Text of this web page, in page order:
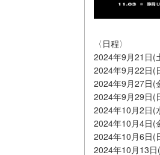
〈日程〉
2024年9⽉21⽇(
2024年9⽉22⽇(
2024年9⽉27⽇(
2024年9⽉29⽇(
2024年10⽉2⽇(
2024年10⽉4⽇(
2024年10⽉6⽇(
2024年10⽉13